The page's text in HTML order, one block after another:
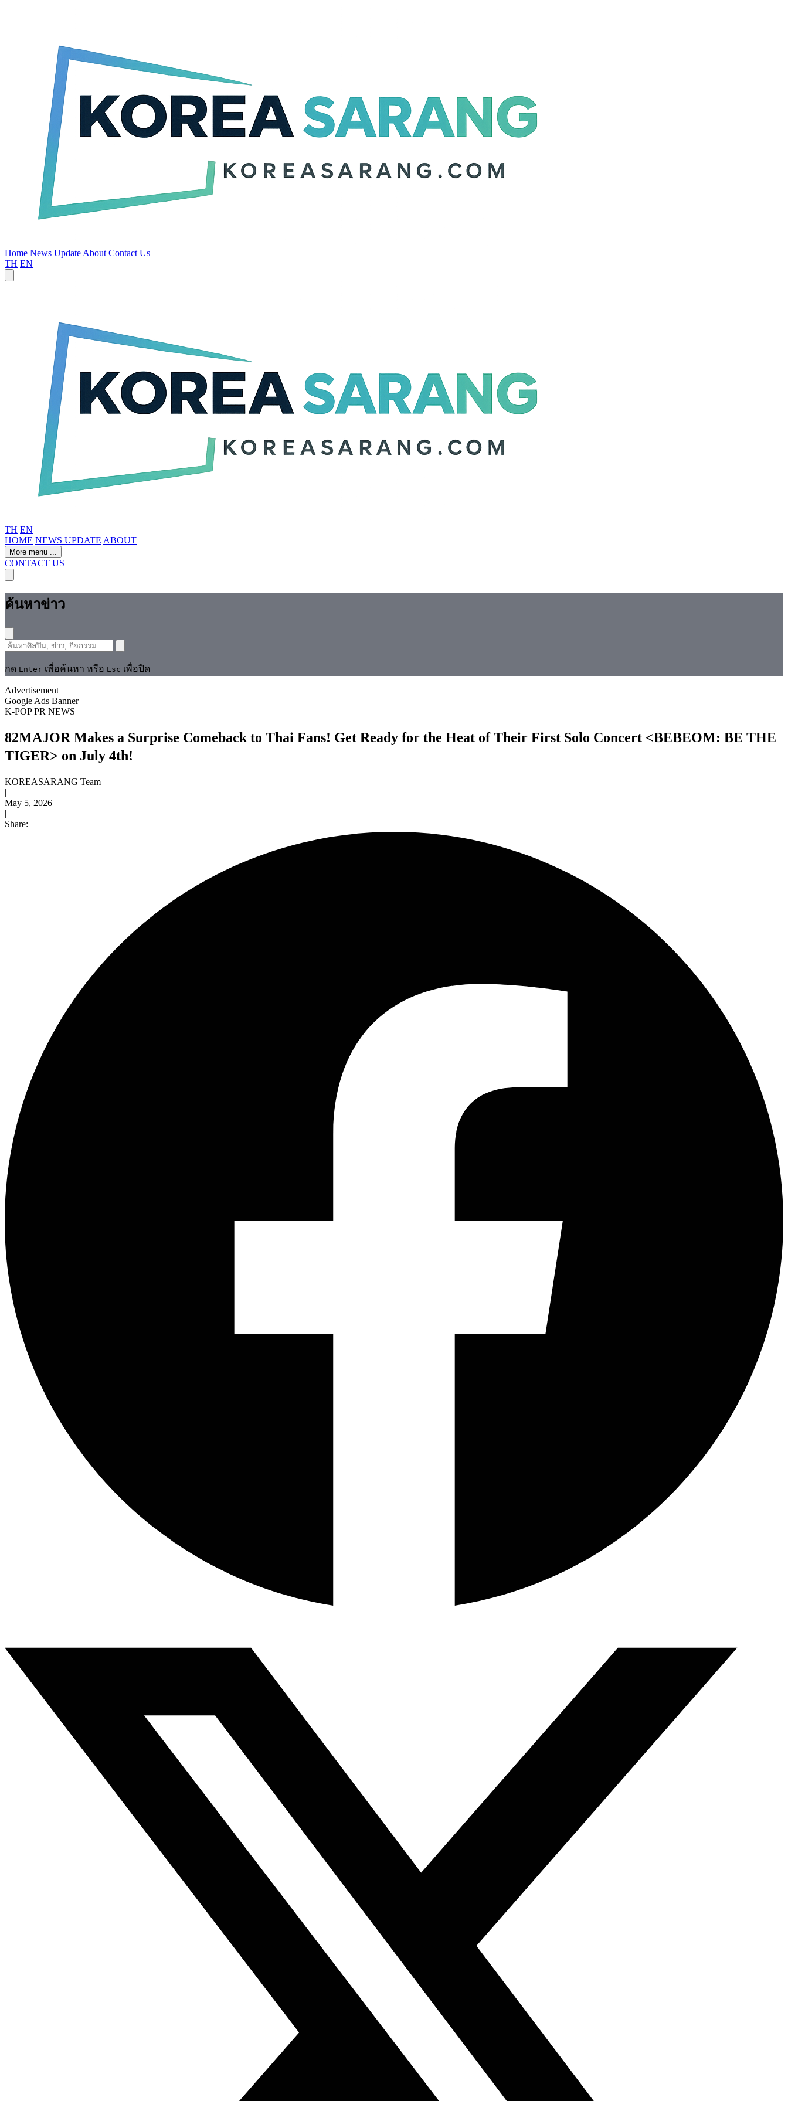
Home News Update About Contact Us
TH EN
TH EN
HOME NEWS UPDATE ABOUT
More menu ...
CONTACT US
ค้นหาข่าว
กด Enter เพื่อค้นหา หรือ Esc เพื่อปิด
Advertisement
Google Ads Banner
K-POPPR NEWS
82MAJOR Makes a Surprise Comeback to Thai Fans! Get Ready for the Heat of Their First Solo Concert <BEBEOM: BE THE
TIGER> on July 4th!
KOREASARANG Team
|
May 5, 2026
|
Share: